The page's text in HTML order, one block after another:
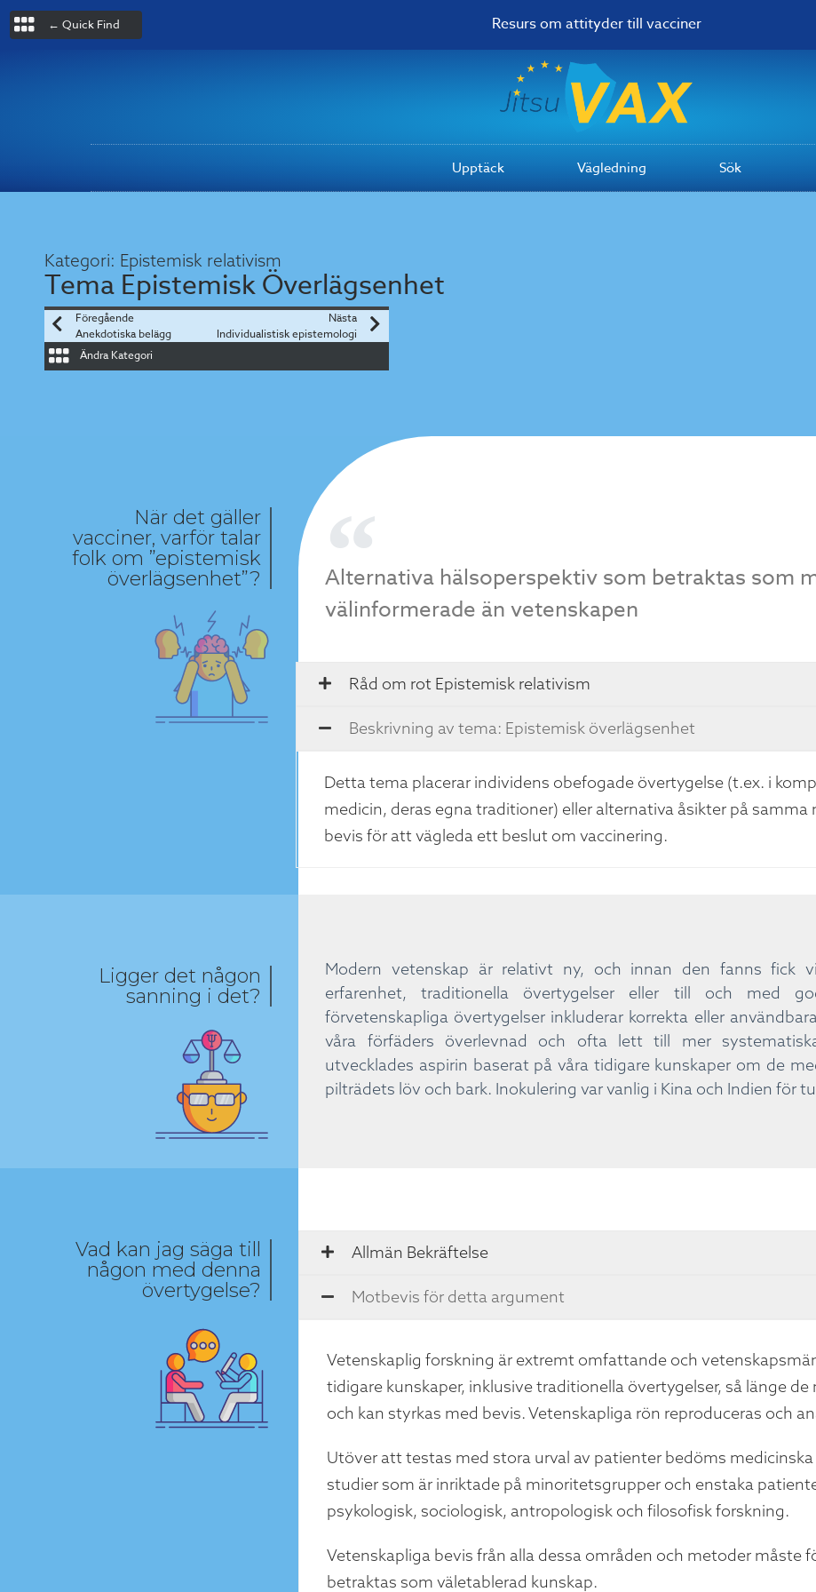
← Quick Find Resurs om attityder till vacciner
Upptäck Vägledning Sök
Kategori: Epistemisk relativism
Tema Epistemisk Överlägsenhet
Föregående
Anekdotiska belägg
Nästa
Individualistisk epistemologi
Ändra Kategori
När det gäller
vacciner, varför talar
folk om ”epistemisk
överlägsenhet”?
Alternativa hälsoperspektiv som betraktas som
välinformerade än vetenskapen
Råd om rot Epistemisk relativism
Beskrivning av tema: Epistemisk överlägsenhet
Detta tema placerar individens obefogade övertygelse (t.ex. i
medicin, deras egna traditioner) eller alternativa åsikter på
bevis för att vägleda ett beslut om vaccinering.
Ligger det någon
sanning i det?
Modern vetenskap är relativt ny, och innan den fanns fick
erfarenhet, traditionella övertygelser eller till och med
förvetenskapliga övertygelser inkluderar korrekta eller
våra förfäders överlevnad och ofta lett till mer
utvecklades aspirin baserat på våra tidigare kunskaper om de
pilträdets löv och bark. Inokulering var vanlig i Kina och Indien för
Vad kan jag säga till
någon med denna
övertygelse?
Allmän Bekräftelse
Motbevis för detta argument
Vetenskaplig forskning är extremt omfattande och
tidigare kunskaper, inklusive traditionella övertygelser, så länge
och kan styrkas med bevis. Vetenskapliga rön reproduceras och
Utöver att testas med stora urval av patienter bedöms
studier som är inriktade på minoritetsgrupper och enstaka
psykologisk, sociologisk, antropologisk och filosofisk forskning.
Vetenskapliga bevis från alla dessa områden och metoder måste
betraktas som väletablerad kunskap.